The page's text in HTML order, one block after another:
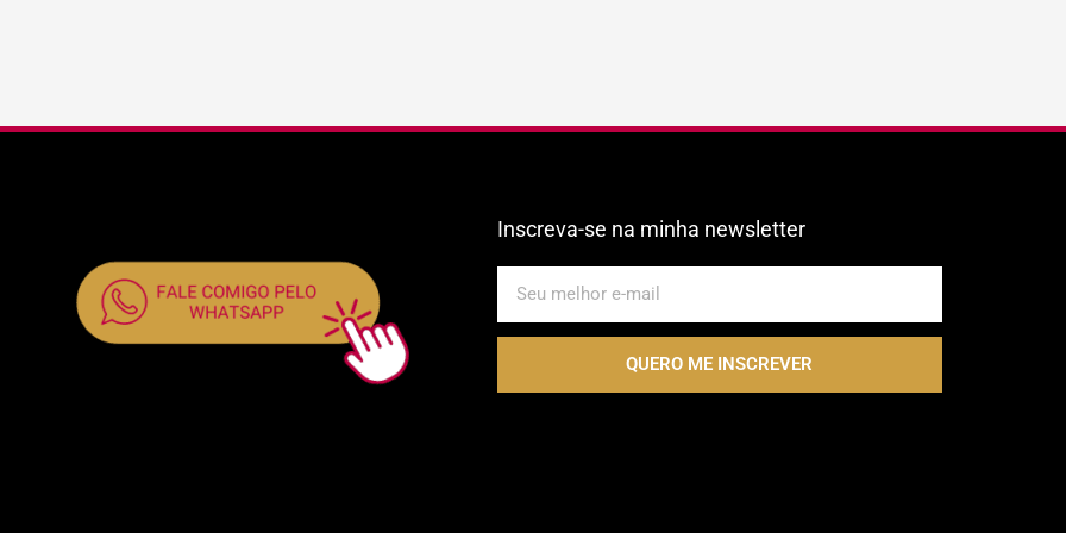
Inscreva-se na minha newsletter
QUERO ME INSCREVER